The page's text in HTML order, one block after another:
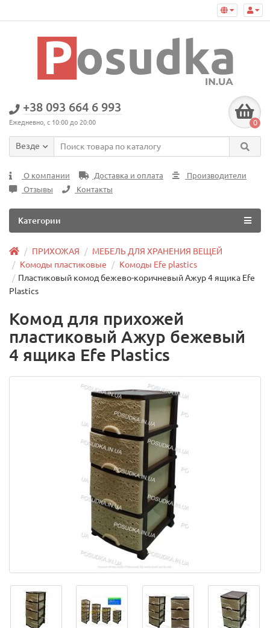
+38 093 664 6 993
Ежедневно, с 10:00 до 20:00 0
Везде
О компании Доставка и оплата
Производители
Отзывы
Контакты
Категории
ПРИХОЖАЯ
МЕБЕЛЬ ДЛЯ ХРАНЕНИЯ ВЕЩЕЙ
Комоды пластиковые
Комоды Efe plastics
Пластиковый комод бежево-коричневый Ажур 4 ящика Efe
Plastics
Комод для прихожей
пластиковый Ажур бежевый
4 ящика Efe Plastics